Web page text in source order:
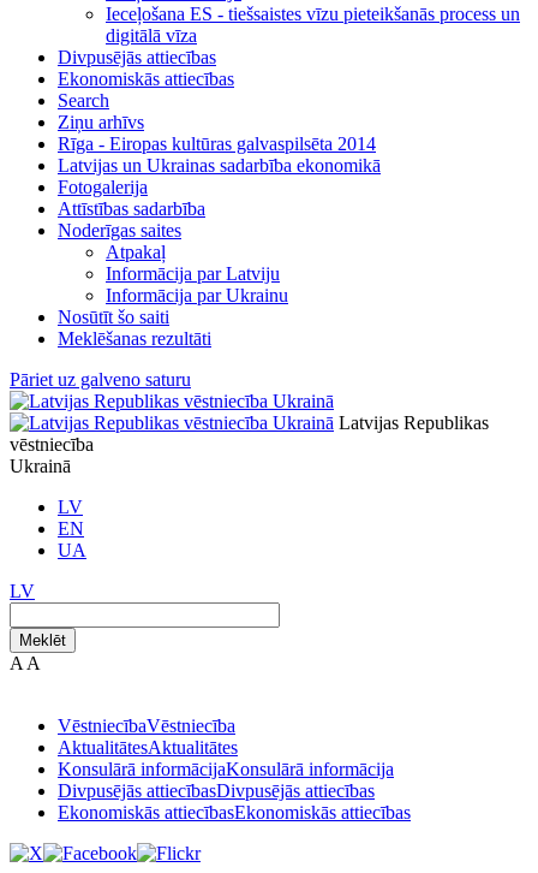
Ieceļošana ES - tiešsaistes vīzu pieteikšanās process un
digitālā vīza
Divpusējās attiecības
Ekonomiskās attiecības
Search
Ziņu arhīvs
Rīga - Eiropas kultūras galvaspilsēta 2014
Latvijas un Ukrainas sadarbība ekonomikā
Fotogalerija
Attīstības sadarbība
Noderīgas saites
Atpakaļ
Informācija par Latviju
Informācija par Ukrainu
Nosūtīt šo saiti
Meklēšanas rezultāti
Pāriet uz galveno saturu
Latvijas Republikas
vēstniecība
Ukrainā
LV
EN
UA
LV
Meklēt
A A
VēstniecībaVēstniecība
AktualitātesAktualitātes
Konsulārā informācijaKonsulārā informācija
Divpusējās attiecībasDivpusējās attiecības
Ekonomiskās attiecībasEkonomiskās attiecības